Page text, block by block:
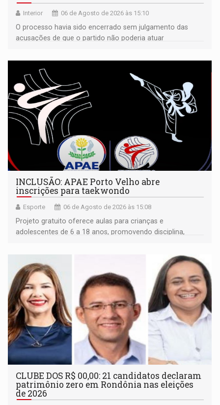
Interior 06 de Agosto de 2026 às 15:10
O processo havia sido encerrado sem julgamento das
acusações de que o partido não poderia atuar
INCLUSÃO: APAE Porto Velho abre
inscrições para taekwondo
Esporte 06 de Agosto de 2026 às 15:08
Projeto gratuito oferece aulas para crianças e
adolescentes de 6 a 18 anos, promovendo disciplina,
CLUBE DOS R$ 00,00: 21 candidatos declaram
patrimônio zero em Rondônia nas eleições
de 2026